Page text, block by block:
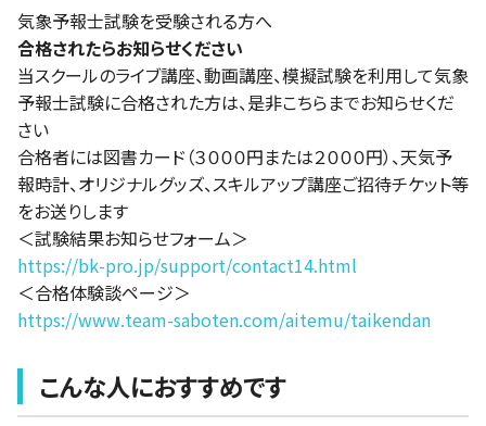
気象予報士試験を受験される方へ
合格されたらお知らせください
当スクールのライブ講座、動画講座、模擬試験を利用して気象
予報士試験に合格された方は、是非こちらまでお知らせくだ
さい
合格者には図書カード（３０００円または２０００円）、天気予
報時計、オリジナルグッズ、スキルアップ講座ご招待チケット等
をお送りします
＜試験結果お知らせフォーム＞
https://bk-pro.jp/support/contact14.html
＜合格体験談ページ＞
https://www.team-saboten.com/aitemu/taikendan
こんな人におすすめです